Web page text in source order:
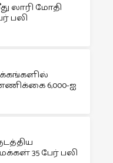
லாரி மோதி
பலி
6,000-ஐ
35 பேர் பலி